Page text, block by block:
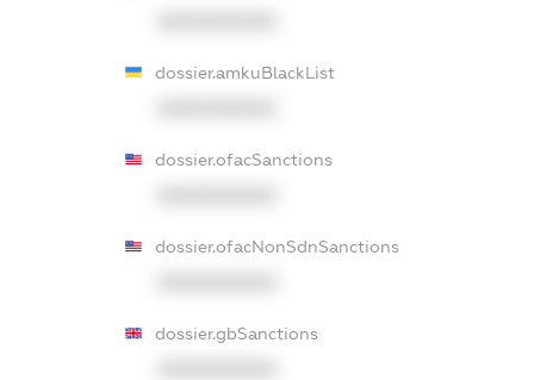
dossier.amkuBlackList
dossier.ofacSanctions
dossier.ofacNonSdnSanctions
dossier.gbSanctions